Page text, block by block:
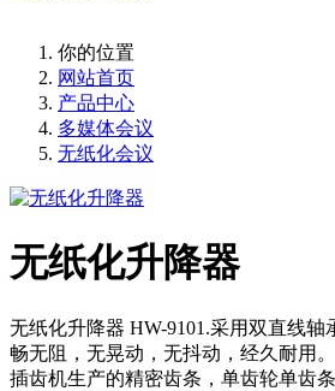
你的位置
网站首页
产品中心
多媒体会议
无纸化会议
无纸化升降器
无纸化升降器 HW-9101.采用双直线
畅无阻，无晃动，无抖动，经久耐用
插齿机生产的精密齿条，单齿轮单齿